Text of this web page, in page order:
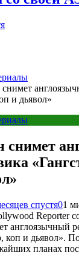
и дьявол»
снимет
спустя01
Reporter
англоязычный
коп и дьявол».
планах